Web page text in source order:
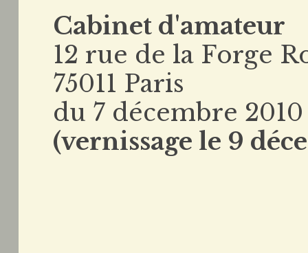
Cabinet d'amateur
12 rue de la Forge
75011 Paris
du 7 décembre
(vernissage le 9